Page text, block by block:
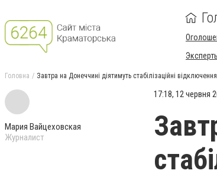
Головна Завтра на Донеччині діятимуть стабілізаційні
Мария Вайцеховская
Журналист
17:18, 12 червня